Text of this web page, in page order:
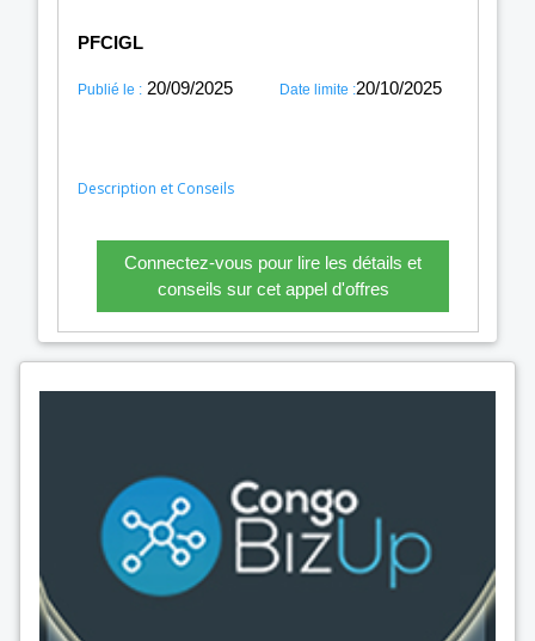
PFCIGL
Publié le : 20/09/2025 Date limite :20/10/2025
Description et Conseils
Connectez-vous pour lire les détails et
conseils sur cet appel d'offres